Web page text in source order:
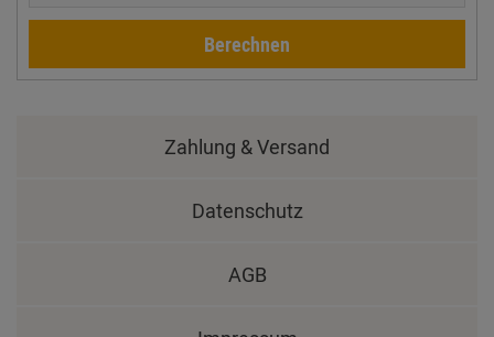
Berechnen
Zahlung & Versand
Datenschutz
AGB